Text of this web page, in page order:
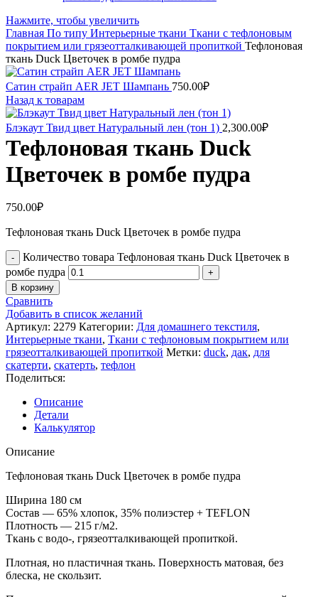
Нажмите, чтобы увеличить
Главная По типу Интерьерные ткани Ткани с тефлоновым
покрытием или грязеотталкивающей пропиткой Тефлоновая
ткань Duck Цветочек в ромбе пудра
Сатин страйп AER JET Шампань 750.00₽
Назад к товарам
Блэкаут Твид цвет Натуральный лен (тон 1) 2,300.00₽
Тефлоновая ткань Duck
Цветочек в ромбе пудра
750.00₽
Тефлоновая ткань Duck Цветочек в ромбе пудра
Количество товара Тефлоновая ткань Duck Цветочек в
ромбе пудра
В корзину
Сравнить
Добавить в список желаний
Артикул: 2279 Категории: Для домашнего текстиля,
Интерьерные ткани, Ткани с тефлоновым покрытием или
грязеотталкивающей пропиткой Метки: duck, дак, для
скатерти, скатерть, тефлон
Поделиться:
Описание
Детали
Калькулятор
Описание
Тефлоновая ткань Duck Цветочек в ромбе пудра
Ширина 180 см
Состав — 65% хлопок, 35% полиэстер + TEFLON
Плотность — 215 г/м2.
Ткань с водо-, грязеотталкивающей пропиткой.
Плотная, но пластичная ткань. Поверхность матовая, без
блеска, не скользит.